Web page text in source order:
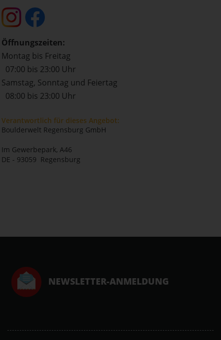
Öffnungszeiten:
Montag bis Freitag
07:00 bis 23:00 Uhr
Samstag, Sonntag und Feiertag
08:00 bis 23:00 Uhr
Verantwortlich für dieses Angebot:
Boulderwelt Regensburg GmbH
Im Gewerbepark, A46
DE - 93059 Regensburg
NEWSLETTER-ANMELDUNG